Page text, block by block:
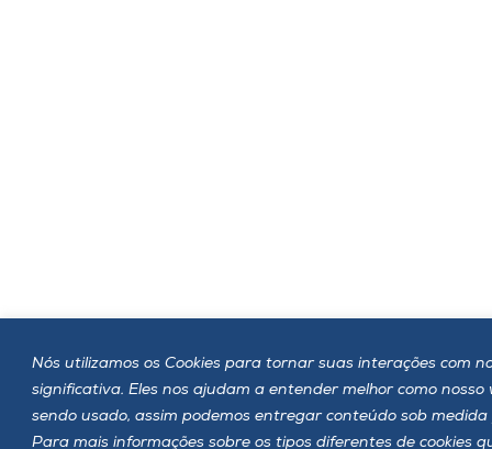
Nós utilizamos os Cookies para tornar suas interações com
significativa. Eles nos ajudam a entender melhor como nosso
sendo usado, assim podemos entregar conteúdo sob medida
Para mais informações sobre os tipos diferentes de cookies